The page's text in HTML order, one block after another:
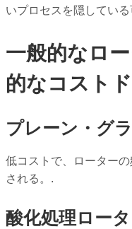
いプロセスを隠してい
一般的なロ
的なコスト
プレーン・グ
低コストで、ローター
される。.
酸化処理ロー